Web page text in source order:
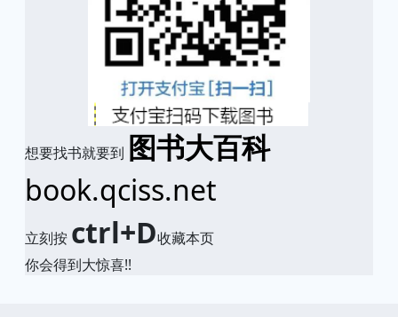
想要找书就要到 图书大百科
book.qciss.net
立刻按 ctrl+D收藏本页
你会得到大惊喜!!